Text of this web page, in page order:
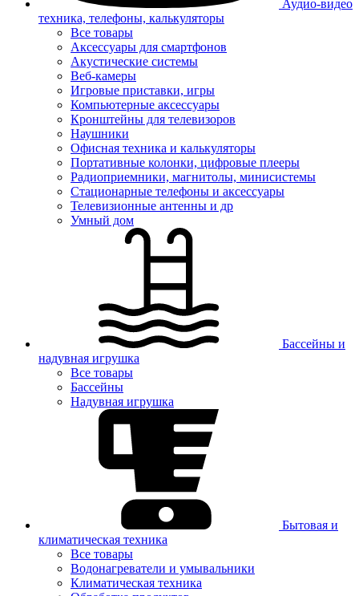
Аудио-видео
техника, телефоны, калькуляторы
Все товары
Аксессуары для смартфонов
Акустические системы
Веб-камеры
Игровые приставки, игры
Компьютерные аксессуары
Кронштейны для телевизоров
Наушники
Офисная техника и калькуляторы
Портативные колонки, цифровые плееры
Радиоприемники, магнитолы, минисистемы
Стационарные телефоны и аксессуары
Телевизионные антенны и др
Умный дом
Бассейны и
надувная игрушка
Все товары
Бассейны
Надувная игрушка
Бытовая и
климатическая техника
Все товары
Водонагреватели и умывальники
Климатическая техника